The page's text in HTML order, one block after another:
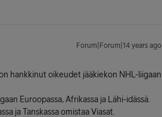
Forum|Forum|14 years ago
hankkinut oikeudet jääkiekon NHL-liigaan
Euroopassa, Afrikassa ja Lähi-idässä.
ja Tanskassa omistaa Viasat.